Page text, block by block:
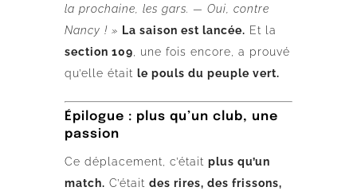
la prochaine, les gars. — Oui, contre
Nancy ! » La saison est lancée. Et la
section 109 , une fois encore, a prouvé
qu’elle était le pouls du peuple vert.
Épilogue : plus qu’un club, une
passion
Ce déplacement, c’était plus qu’un
match. C’était des rires, des frissons,